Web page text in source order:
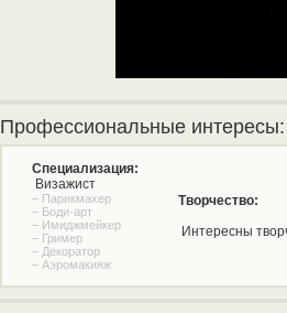
Профессиональные интересы:
Специализация:
Визажист
– Парикмахер
– Боди-арт
– Имиджмейкер
– Гример
– Декоратор
– Аэромакияж
Творчество:
Интересны